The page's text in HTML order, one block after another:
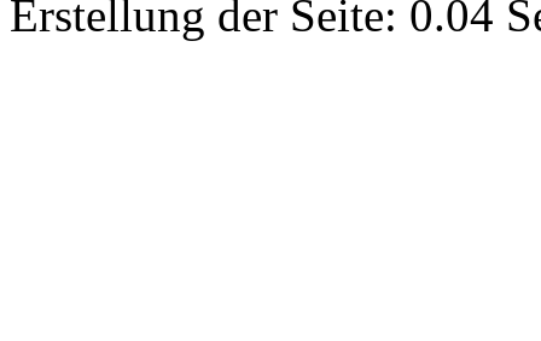
Erstellung der Seite: 0.04